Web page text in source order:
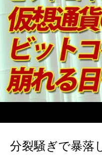
分裂騒ぎで暴落